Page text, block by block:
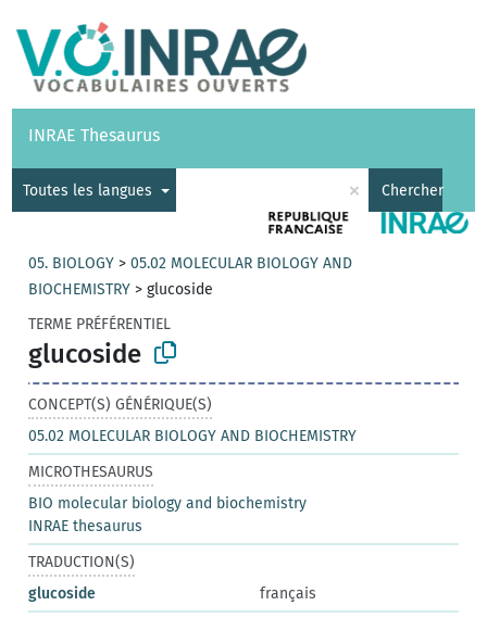
Vocabulaires API
INRAE Thesaurus
Toutes les langues × Chercher
05. BIOLOGY >05.02 MOLECULAR BIOLOGY AND
BIOCHEMISTRY >glucoside
TERME PRÉFÉRENTIEL
glucoside
CONCEPT(S) GÉNÉRIQUE(S)
05.02 MOLECULAR BIOLOGY AND BIOCHEMISTRY
MICROTHESAURUS
BIO molecular biology and biochemistry
INRAE thesaurus
TRADUCTION(S)
glucoside
français